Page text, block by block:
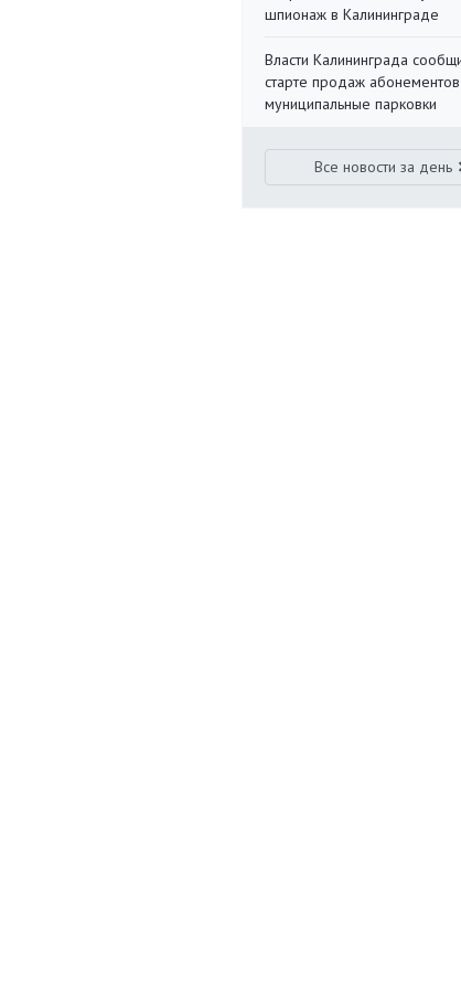
шпионаж в Калининграде
Власти Калининграда
старте продаж
муниципальные парковки
Все новости за день